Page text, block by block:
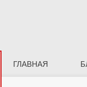
ГЛАВНАЯ